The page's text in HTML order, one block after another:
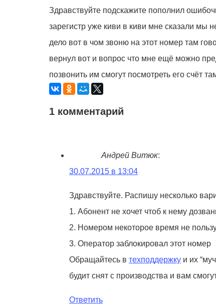
Здравствуйте подскажите пополнил
зарегистр уже киви в киви мне сказали
дело вот в чом звоню на этот номер там
вернул вот и вопрос что мне ещё можно
позвонить им смогут посмотреть его счёт
1 комментарий
Андрей Витюк:
30.07.2015 в 13:04
Здравствуйте. Распишу несколько
1. Абонент не хочет чтоб к нему
2. Номером некоторое время не
3. Оператор заблокировал этот номер
Обращайтесь в техподдержку и их
будит снят с производства и вам
Ответить